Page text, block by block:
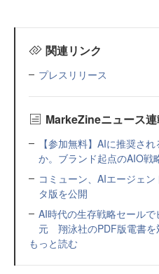
関連リンク
プレスリリース
MarkeZineニュース
【参加無料】AIに推奨さ
か。ブランド起点のAIO戦
コミューン、AIエージェ
タ版を公開
AI時代の生存戦略セール
元 翔泳社のPDF版電書を
もっと読む